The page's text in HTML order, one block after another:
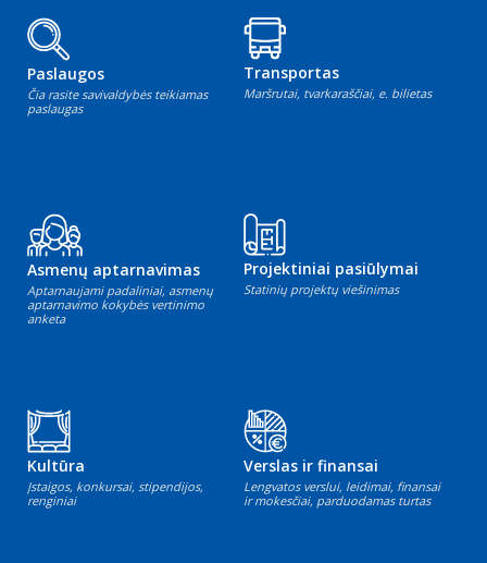
Paslaugos
Čia rasite savivaldybės teikiamas
paslaugas
Transportas
Maršrutai, tvarkaraščiai, e. bilietas
Asmenų aptarnavimas
Aptarnaujami padaliniai, asmenų
aptarnavimo kokybės vertinimo
anketa
Projektiniai pasiūlymai
Statinių projektų viešinimas
Kultūra
Įstaigos, konkursai, stipendijos,
renginiai
Verslas ir finansai
Lengvatos verslui, leidimai, finansai
ir mokesčiai, parduodamas turtas